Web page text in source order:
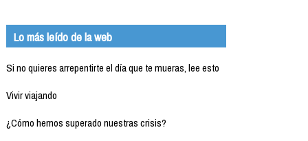
Lo más leído de la web
Si no quieres arrepentirte el día que te mueras, lee esto
Vivir viajando
¿Cómo hemos superado nuestras crisis?